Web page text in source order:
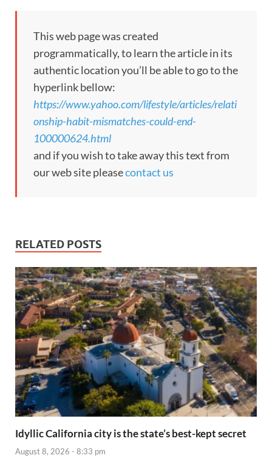
This web page was created
programmatically, to learn the article in its
authentic location you’ll be able to go to the
hyperlink bellow:
https://www.yahoo.com/lifestyle/articles/relati
onship-habit-mismatches-could-end-
100000624.html
and if you wish to take away this text from
our web site pleasecontact us
RELATED POSTS
Idyllic California city is the state’s best-kept secret
August 8, 2026 - 8:33 pm